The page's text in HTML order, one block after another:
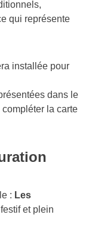
qui représente
installée pour
dans le
la carte
: Les
et plein